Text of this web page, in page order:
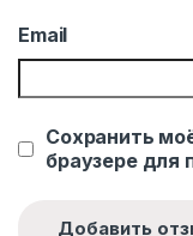
Email
Сохранить
браузере